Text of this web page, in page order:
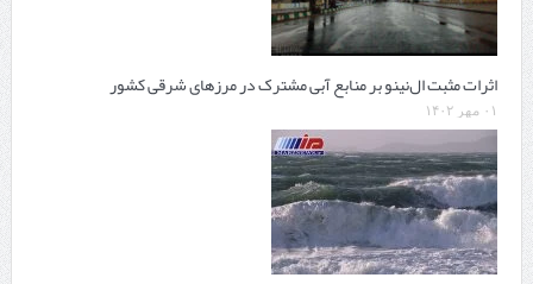
اثرات مثبت ال‌نینو بر منابع آبی مشترک در مرزهای شرقی کشور
۰۱ مهر ۱۴۰۲